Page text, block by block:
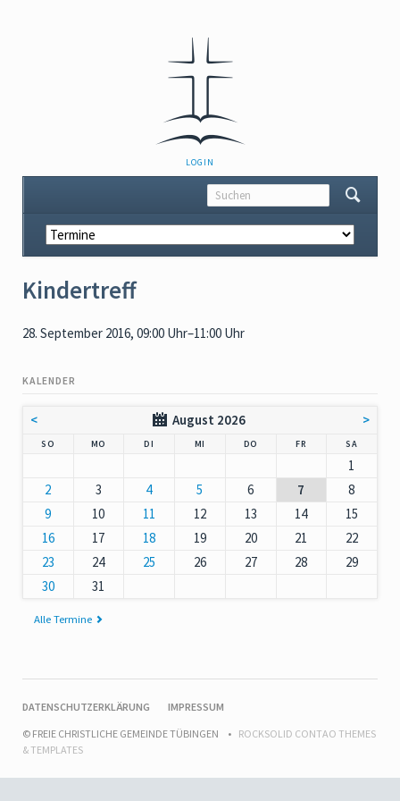
NAVIGATION
ÜBERSPRINGEN
LOGIN
Navigation
überspringen
Kindertreff
28. September 2016, 09:00 Uhr–11:00 Uhr
KALENDER
< August 2026 >
SO MO DI MI DO NNERSTAG
FR SAMSTAG
1
2
3 4 5 6 7
8
9
10 11 12 13 14
15
16
17 18 19 20 21
22
23
24 25 26 27 28
29
30
31
Alle Termine
NAVIGATION
DATENSCHUTZERKLÄRUNG
IMPRESSUM
© FREIE CHRISTLICHE GEMEINDE TÜBINGEN
ROCKSOLID CONTAO THEMES
& TEMPLATES